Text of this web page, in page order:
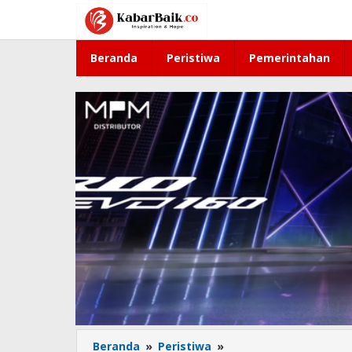
konten
Beranda Peristiwa Pemerintahan
Beranda » Peristiwa »